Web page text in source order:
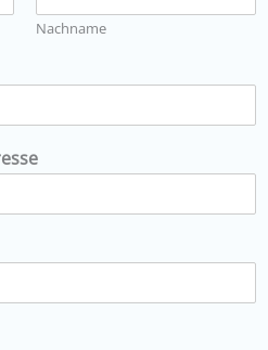
Nachname